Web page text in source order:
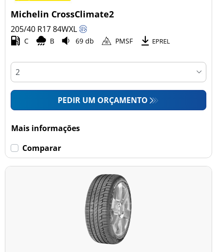
Michelin CrossClimate2
205/40 R1784WXL
C B 69 db PMSF EPREL
PEDIR UM ORÇAMENTO
Mais informações
Comparar